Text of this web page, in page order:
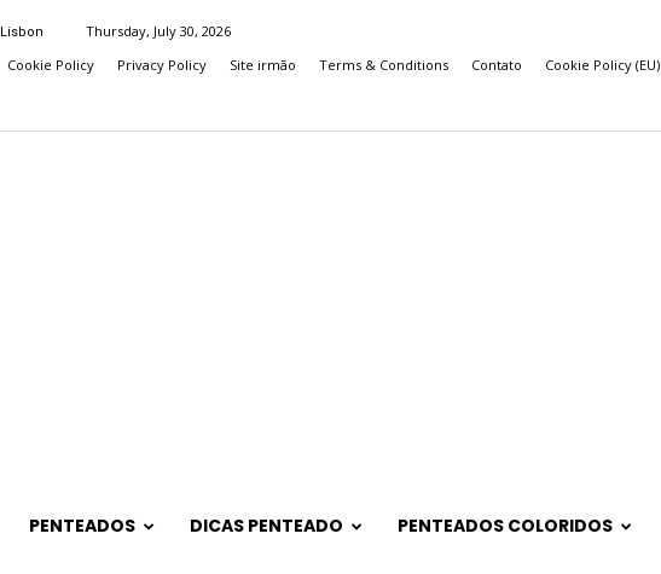
Lisbon
Thursday, July 30, 2026
Cookie Policy Privacy Policy Site irmão Terms & Conditions Contato Cookie Policy (EU)
PENTEADOS DICAS PENTEADO PENTEADOS COLORIDOS